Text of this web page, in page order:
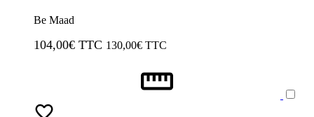
Be Maad
104,00€ TTC 130,00€ TTC